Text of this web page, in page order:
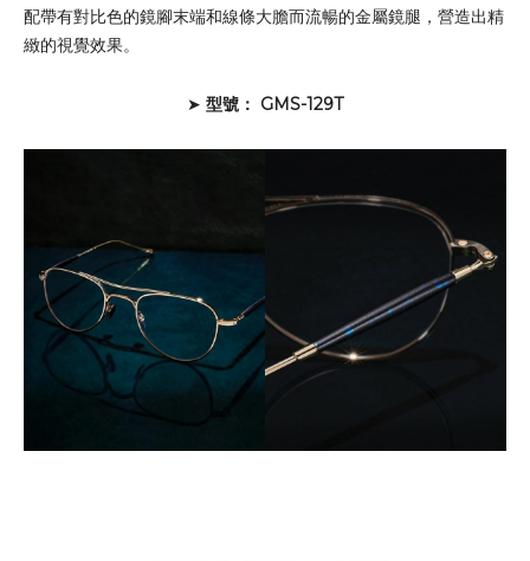
配帶有對比色的鏡腳末端和線條大膽而流暢的金屬鏡腿，營造出精
緻的視覺效果。
➤ 型號： GMS-129T